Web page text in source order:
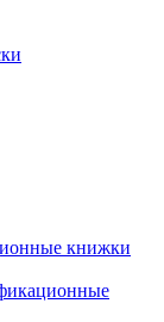
книжки